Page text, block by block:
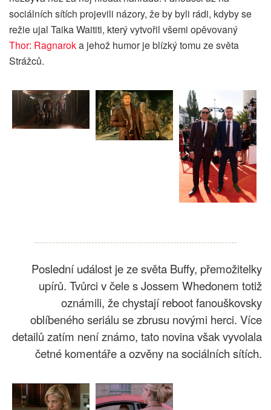
sociálních sítích projevili názory, že by byli rádi, kdyby se
režie ujal Taika Waititi, který vytvořil všemi opěvovaný
Thor: Ragnaroka jehož humor je blízký tomu ze světa
Strážců.
Poslední událost je ze světa Buffy, přemožitelky
upírů. Tvůrci v čele s Jossem Whedonem totiž
oznámili, že chystají reboot fanouškovsky
oblíbeného seriálu se zbrusu novými herci. Více
detailů zatím není známo, tato novina však vyvolala
četné komentáře a ozvěny na sociálních sítích.